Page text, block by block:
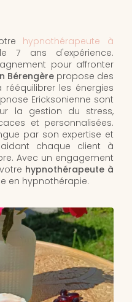
hypnothérapeute à
7 ans d'expérience.
pour affronter
Bérengèrepropose des
les énergies
Ericksonienne sont
la gestion du stress,
et personnalisées.
par son expertise et
chaque client à
Avec un engagement
hypnothérapeute à
en hypnothérapie.